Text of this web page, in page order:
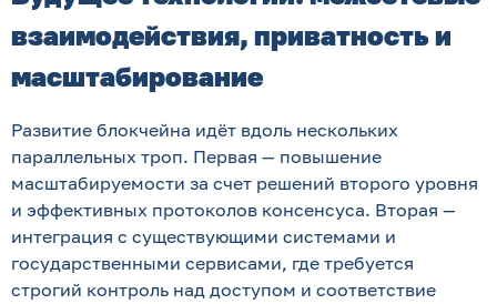
взаимодействия, приватность и
масштабирование
Развитие блокчейна идёт вдоль нескольких
параллельных троп. Первая — повышение
масштабируемости за счет решений второго уровня
и эффективных протоколов консенсуса. Вторая —
интеграция с существующими системами и
государственными сервисами, где требуется
строгий контроль над доступом и соответствие